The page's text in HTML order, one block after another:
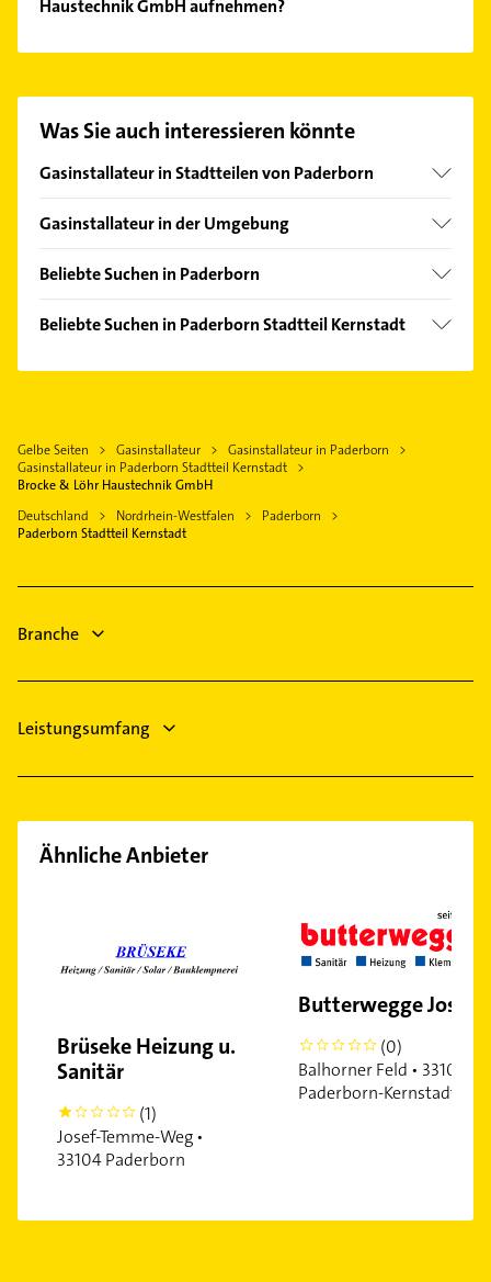
Haustechnik GmbH aufnehmen?
Hier finden Sie alleKontaktdaten
Was Sie auch interessieren könnte
Gasinstallateur in Stadtteilen von Paderborn
Benhausen
Elsen
Neuenbeken
Sande
Wewer
Gasinstallateur in der Umgebung
Borchen
Geseke
Rietberg
Detmold
Lippstadt
Marsberg
Beliebte Suchen in Paderborn
Kanalreinigung
Elektriker
Gartenbau & Landschaftsbau
Gebäudereinigung
Kammerjäger
Beliebte Suchen in Paderborn Stadtteil Kernstadt
Elektro Reparatur
Lackiererei
Maler
Immobilien
Gelbe Seiten Gasinstallateur
Gasinstallateur in Paderborn
Gasinstallateur in Paderborn Stadtteil Kernstadt
Brocke & Löhr Haustechnik GmbH
Deutschland
Nordrhein-Westfalen
Paderborn
Paderborn Stadtteil Kernstadt
Branche
Leistungsumfang
Ähnliche Anbieter
Brüseke Heizung u.
Sanitär
1
(1)
Josef-Temme-Weg •
33104 Paderborn
Butterwegge Josef
0
(0)
Balhorner Feld • 33106
Paderborn-Kernstadt